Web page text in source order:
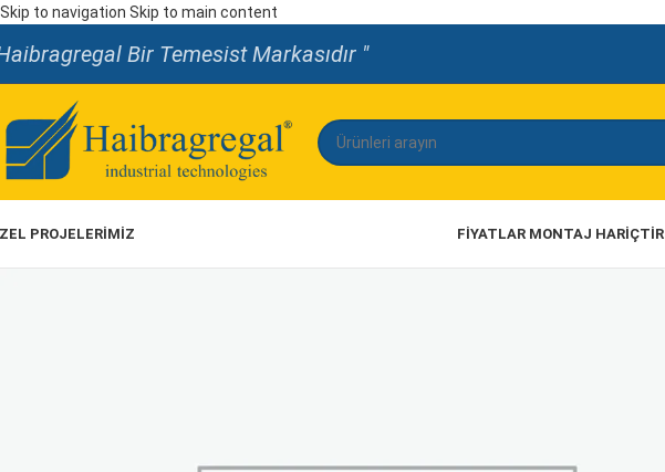
Skip to navigation Skip to main content
Bir Temesist Markasıdır "
PROJELERİMİZ FIYATLAR MONTAJ HARIÇTIR